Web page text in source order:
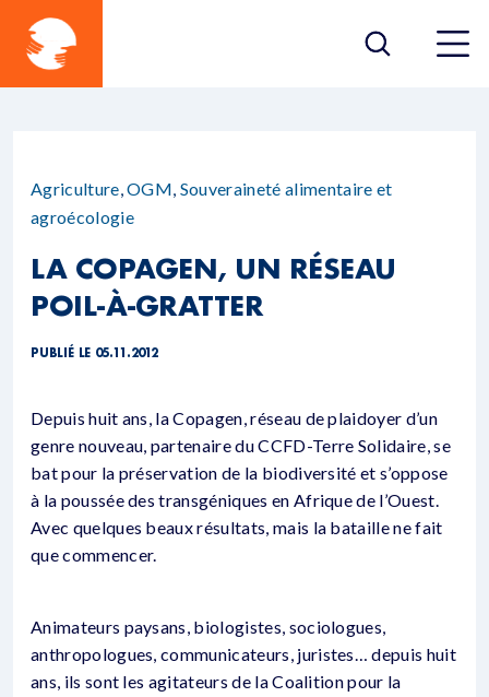
Agriculture,OGM, Souveraineté alimentaire et
agroécologie
LA COPAGEN, UN RÉSEAU
POIL-À-GRATTER
PUBLIÉ LE 05.11.2012
Depuis huit ans, la Copagen, réseau de plaidoyer d’un
genre nouveau, partenaire du CCFD-Terre Solidaire, se
bat pour la préservation de la biodiversité et s’oppose
à la poussée des transgéniques en Afrique de l’Ouest.
Avec quelques beaux résultats, mais la bataille ne fait
que commencer.
Animateurs paysans, biologistes, sociologues,
anthropologues, communicateurs, juristes… depuis huit
ans, ils sont les agitateurs de la Coalition pour la